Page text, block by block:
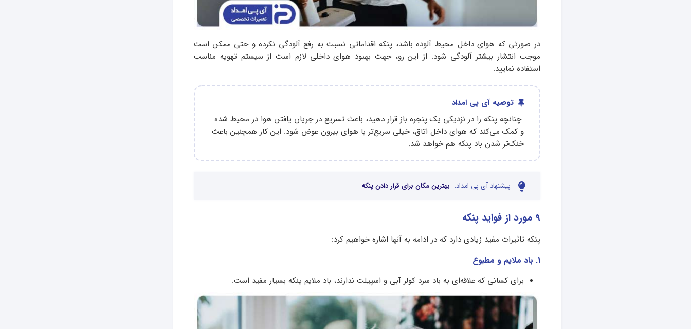
در صورتی که هوای داخل محیط آلوده باشد، پنکه اقداماتی نسبت به رفع آلودگی نکرده و حتی ممکن است
موجب انتشار بیشتر آلودگی شود. از این رو، جهت بهبود هوای داخلی لازم است از سیستم تهویه مناسب
استفاده نمایید.
توصیه آی پی امداد
چنانچه پنکه را در نزدیکی یک پنجره باز قرار دهید، باعث تسریع در جریان یافتن هوا در محیط شده
و کمک می‌کند که هوای داخل اتاق، خیلی سریع‌تر با هوای بیرون عوض شود. این کار همچنین باعث
خنک‌تر شدن باد پنکه هم خواهد شد.
پیشنهاد آی پی امداد: بهترین مکان برای قرار دادن پنکه
9 مورد از فواید پنکه
پنکه تاثیرات مفید زیادی دارد که در ادامه به آنها اشاره خواهیم کرد:
1. باد ملایم و مطبوع
برای کسانی که علاقه‌ای به باد سرد کولر آبی و اسپیلت ندارند، باد ملایم پنکه بسیار مفید است.